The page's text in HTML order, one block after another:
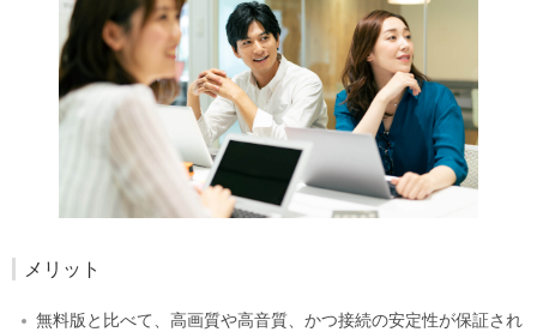
メリット
無料版と比べて、高画質や高音質、かつ接続の安定性が保証され